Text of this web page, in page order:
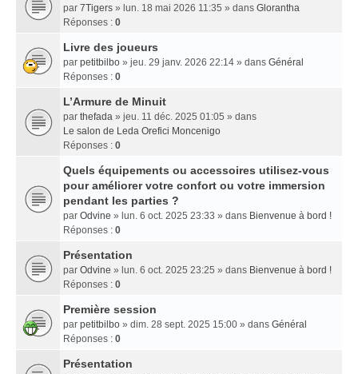
par 7Tigers » lun. 18 mai 2026 11:35 » dans Glorantha
Réponses : 0
Livre des joueurs
par petitbilbo » jeu. 29 janv. 2026 22:14 » dans Général
Réponses : 0
L’Armure de Minuit
par thefada » jeu. 11 déc. 2025 01:05 » dans
Le salon de Leda Orefici Moncenigo
Réponses : 0
Quels équipements ou accessoires utilisez-vous
pour améliorer votre confort ou votre immersion
pendant les parties ?
par Odvine » lun. 6 oct. 2025 23:33 » dans Bienvenue à bord !
Réponses : 0
Présentation
par Odvine » lun. 6 oct. 2025 23:25 » dans Bienvenue à bord !
Réponses : 0
Première session
par petitbilbo » dim. 28 sept. 2025 15:00 » dans Général
Réponses : 0
Présentation